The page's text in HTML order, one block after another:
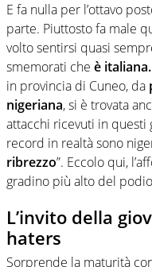
E fa nulla per l’ottavo
parte. Piuttosto fa male
volto sentirsi quasi
smemorati che è
in provincia di Cuneo, da
nigeriana, si è trovata
attacchi ricevuti in questi
record in realtà sono
ribrezzo”. Eccolo qui,
gradino più alto del
L’invito della
haters
Sorprende la maturità